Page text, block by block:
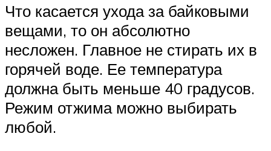
Что касается ухода за байковыми
вещами, то он абсолютно
несложен. Главное не стирать их в
горячей воде. Ее температура
должна быть меньше 40 градусов.
Режим отжима можно выбирать
любой.